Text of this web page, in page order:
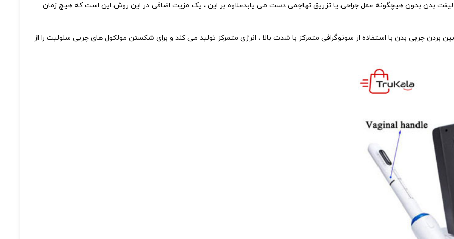
بدن بدون هیچگونه عمل جراحی یا تزریق تهاجمی دست می یابدعلاوه بر این ، یک مزیت اضافی در این روش این است که هیچ زمان
بردن چربی بدن با استفاده از سونوگرافی متمرکز با شدت بالا ، انرژی متمرکز تولید می کند و برای شکستن مولکول های چربی سلولیت را از